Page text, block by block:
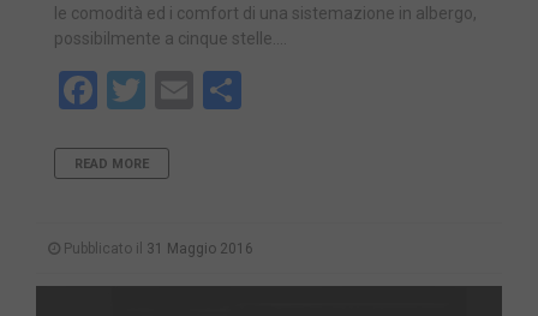
le comodità ed i comfort di una sistemazione in albergo,
possibilmente a cinque stelle….
Facebook
Twitter
Email
READ MORE
Pubblicato il 31 Maggio 2016